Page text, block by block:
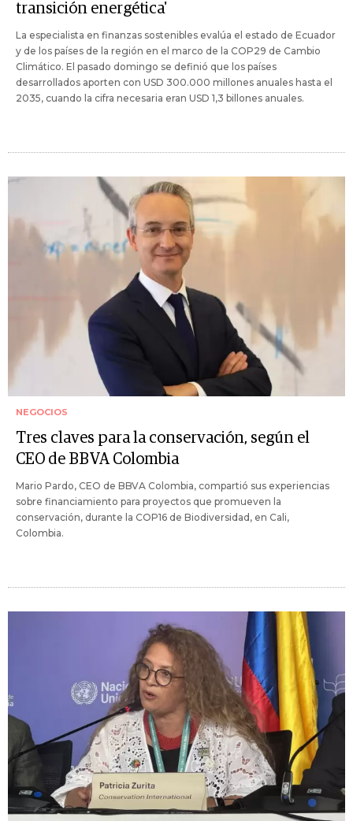
transición energética'
La especialista en finanzas sostenibles evalúa el estado de Ecuador
y de los países de la región en el marco de la COP29 de Cambio
Climático. El pasado domingo se definió que los países
desarrollados aporten con USD 300.000 millones anuales hasta el
2035, cuando la cifra necesaria eran USD 1,3 billones anuales.
NEGOCIOS
Tres claves para la conservación, según el
CEO de BBVA Colombia
Mario Pardo, CEO de BBVA Colombia, compartió sus experiencias
sobre financiamiento para proyectos que promueven la
conservación, durante la COP16 de Biodiversidad, en Cali,
Colombia.